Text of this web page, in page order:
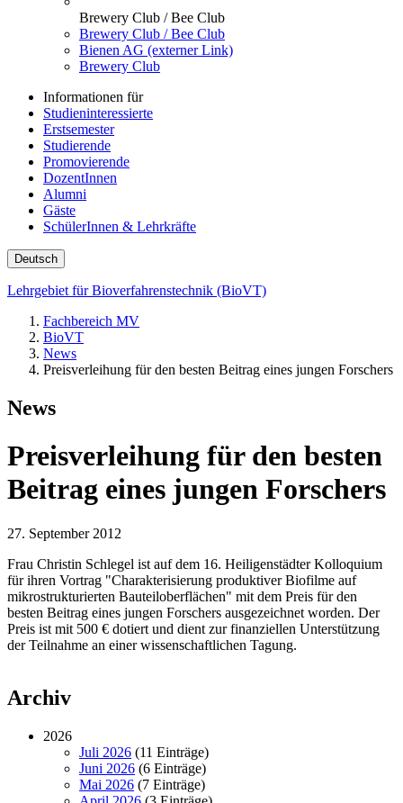
Brewery Club / Bee Club
Brewery Club / Bee Club
Bienen AG (externer Link)
Brewery Club
Informationen für
Studieninteressierte
Erstsemester
Studierende
Promovierende
DozentInnen
Alumni
Gäste
SchülerInnen & Lehrkräfte
Deutsch
Lehrgebiet für Bioverfahrenstechnik (BioVT)
Fachbereich MV
BioVT
News
Preisverleihung für den besten Beitrag eines jungen Forschers
News
Preisverleihung für den besten
Beitrag eines jungen Forschers
27. September 2012
Frau Christin Schlegel ist auf dem 16. Heiligenstädter Kolloquium
für ihren Vortrag "Charakterisierung produktiver Biofilme auf
mikrostrukturierten Bauteiloberflächen" mit dem Preis für den
besten Beitrag eines jungen Forschers ausgezeichnet worden. Der
Preis ist mit 500 € dotiert und dient zur finanziellen Unterstützung
der Teilnahme an einer wissenschaftlichen Tagung.
Archiv
2026
Juli 2026 (11 Einträge)
Juni 2026 (6 Einträge)
Mai 2026 (7 Einträge)